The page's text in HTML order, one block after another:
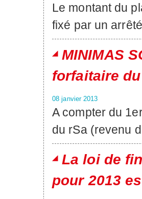
Le montant du
fixé par un
MINIMAS
forfaitaire
08 janvier 2013
A compter du
du rSa (revenu
La loi de
pour 2013